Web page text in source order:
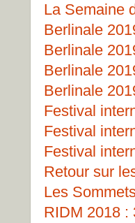
La Semaine
Berlinale
Berlinale
Berlinale
Berlinale
Festival
Festival
Festival
Retour sur
Les
RIDM 2018 :